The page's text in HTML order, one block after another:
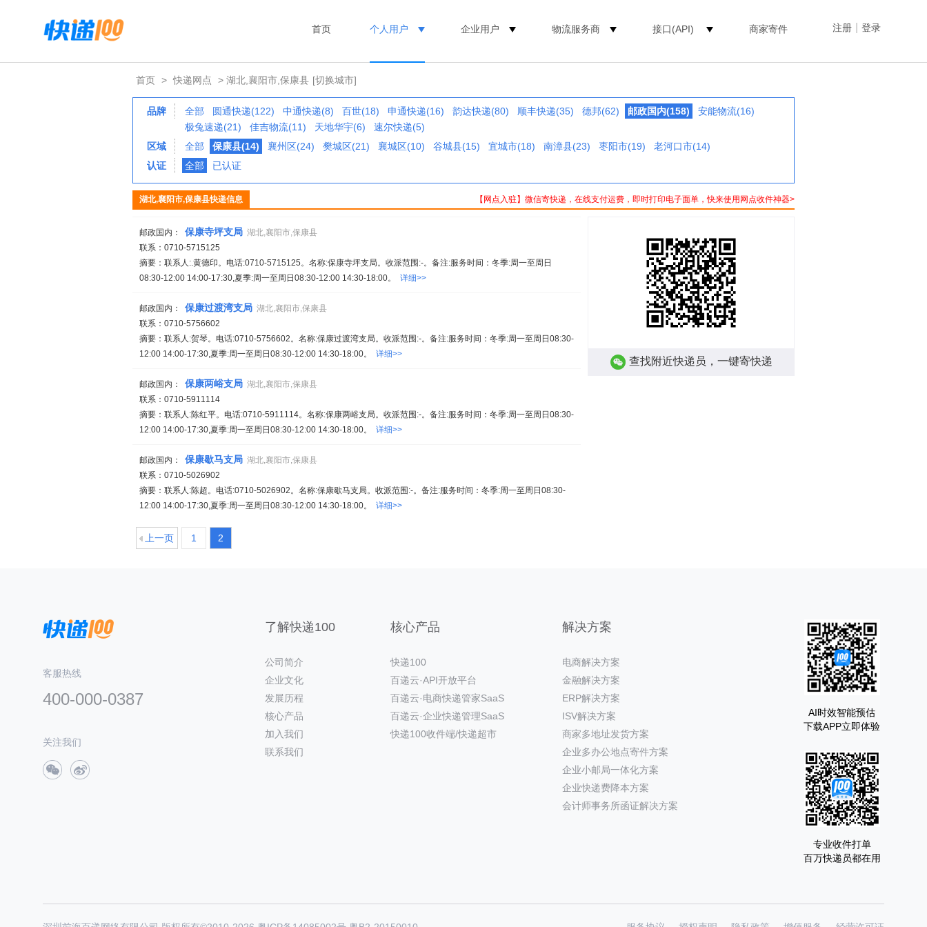
注册 登录
首页 个人用户 企业用户 物流服务商 接口(API) 商家寄件
首页 > 快递网点 > 湖北,襄阳市,保康县 [切换城市]
品牌 全部 圆通快递(122) 中通快递(8) 百世(18) 申通快递(16) 韵达快递(80) 顺丰快递(35) 德邦(62) 邮政国内(158)
安能物流(16)
极兔速递(21)
佳吉物流(11) 天地华宇(6)
速尔快递(5)
区域
全部 保康县(14) 襄州区(24) 樊城区(21) 襄城区(10) 谷城县(15) 宜城市(18) 南漳县(23) 枣阳市(19)
老河口市(14)
认证
全部 已认证
【网点入驻】微信寄快递，在线支付运费，即时打印电子面单，快来使用网点收件神器>
湖北,襄阳市,保康县快递信息
邮政国内： 保康寺坪支局 湖北,襄阳市,保康县
联系：0710-5715125
摘要：联系人:.黄德印。电话:0710-5715125。名称:保康寺坪支局。收派范围:-。备注:服务时间：冬季:周一至周日
08:30-12:00 14:00-17:30,夏季:周一至周日08:30-12:00 14:30-18:00。 详细>>
邮政国内： 保康过渡湾支局 湖北,襄阳市,保康县
联系：0710-5756602
摘要：联系人:贺琴。电话:0710-5756602。名称:保康过渡湾支局。收派范围:-。备注:服务时间：冬季:周一至周日08:30-
12:00 14:00-17:30,夏季:周一至周日08:30-12:00 14:30-18:00。 详细>>
邮政国内： 保康两峪支局 湖北,襄阳市,保康县
联系：0710-5911114
摘要：联系人:陈红平。电话:0710-5911114。名称:保康两峪支局。收派范围:-。备注:服务时间：冬季:周一至周日08:30-
12:00 14:00-17:30,夏季:周一至周日08:30-12:00 14:30-18:00。 详细>>
邮政国内： 保康歇马支局 湖北,襄阳市,保康县
联系：0710-5026902
摘要：联系人:陈超。电话:0710-5026902。名称:保康歇马支局。收派范围:-。备注:服务时间：冬季:周一至周日08:30-
12:00 14:00-17:30,夏季:周一至周日08:30-12:00 14:30-18:00。 详细>>
上一页 1 2
查找附近快递员，一键寄快递
客服热线
400-000-0387
关注我们
了解快递100
公司简介
企业文化
发展历程
核心产品
加入我们
联系我们
核心产品
快递100
百递云·API开放平台
百递云·电商快递管家SaaS
百递云·企业快递管理SaaS
快递100收件端/快递超市
解决方案
电商解决方案
金融解决方案
ERP解决方案
ISV解决方案
商家多地址发货方案
企业多办公地点寄件方案
企业小邮局一体化方案
企业快递费降本方案
会计师事务所函证解决方案
AI时效智能预估
下载APP立即体验
专业收件打单
百万快递员都在用